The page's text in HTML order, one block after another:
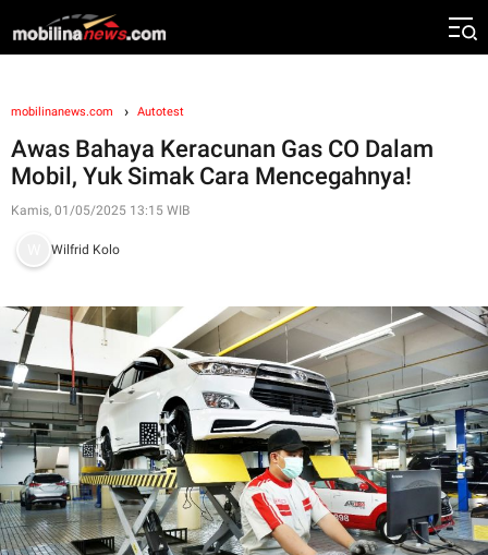
mobilinanews.com Autotest
Awas Bahaya Keracunan Gas CO Dalam
Mobil, Yuk Simak Cara Mencegahnya!
Kamis, 01/05/2025 13:15 WIB
Wilfrid Kolo